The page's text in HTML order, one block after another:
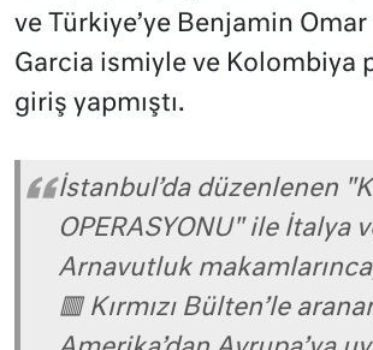
ve Türkiye’ye Benjamin Omar
Garcia ismiyle ve Kolombiya
giriş yapmıştı.
İstanbul’da düzenlenen
OPERASYONU" ile İtalya
Arnavutluk
🟥 Kırmızı Bülten’le